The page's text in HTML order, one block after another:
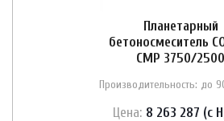
Планетарный
бетоносмеситель
CMP 3750/2500
Производительность: до
Цена: 8 263 287 (с